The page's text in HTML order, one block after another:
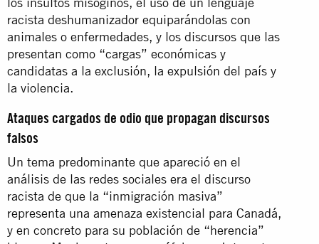
racista deshumanizador equiparándolas con
animales o enfermedades, y los discursos que las
presentan como “cargas” económicas y
candidatas a la exclusión, la expulsión del país y
la violencia.
Ataques cargados de odio que propagan discursos
falsos
Un tema predominante que apareció en el
análisis de las redes sociales era el discurso
racista de que la “inmigración masiva”
representa una amenaza existencial para Canadá,
y en concreto para su población de “herencia”